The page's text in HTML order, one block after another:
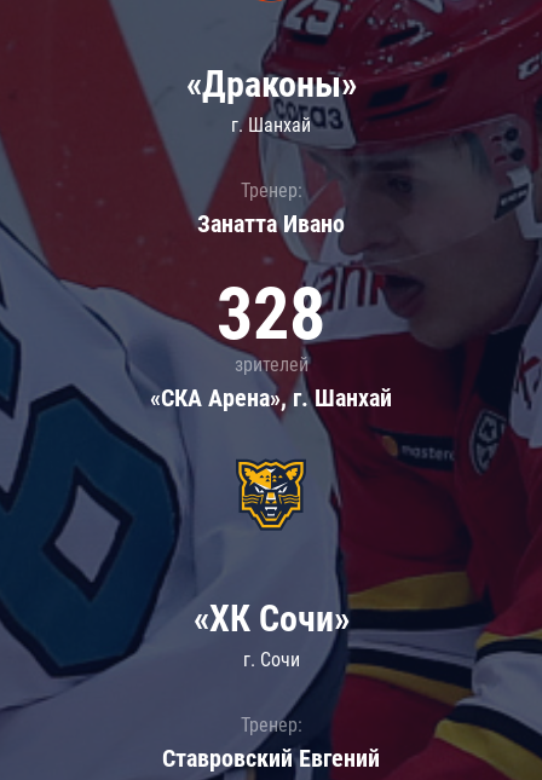
«Драконы»
г. Шанхай
Тренер:
Занатта Иванo
328
зрителей
«СКА Арена», г. Шанхай
«ХК Сочи»
г. Сочи
Тренер:
Ставровский Евгений